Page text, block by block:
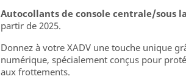
Autocollants de console centrale/sous
partir de 2025.
Donnez à votre XADV une touche unique
numérique, spécialement conçus pour
aux frottements.